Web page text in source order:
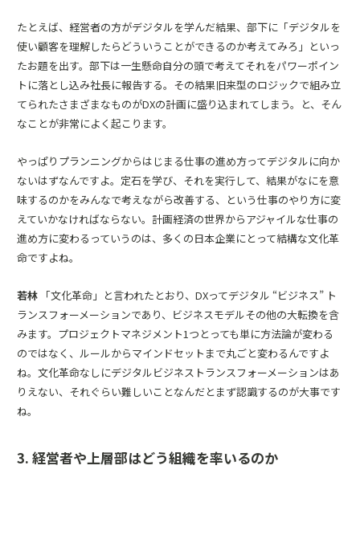
たとえば、経営者の方がデジタルを学んだ結果、部下に「デジタルを
使い顧客を理解したらどういうことができるのか考えてみろ」といっ
たお題を出す。部下は一生懸命自分の頭で考えてそれをパワーポイン
トに落とし込み社長に報告する。その結果旧来型のロジックで組み立
てられたさまざまなものがDXの計画に盛り込まれてしまう。と、そん
なことが非常によく起こります。
やっぱりプランニングからはじまる仕事の進め方ってデジタルに向か
ないはずなんですよ。定石を学び、それを実行して、結果がなにを意
味するのかをみんなで考えながら改善する、という仕事のやり方に変
えていかなければならない。計画経済の世界からアジャイルな仕事の
進め方に変わるっていうのは、多くの日本企業にとって結構な文化革
命ですよね。
若林 「文化革命」と言われたとおり、DXってデジタル “ビジネス” ト
ランスフォーメーションであり、ビジネスモデルその他の大転換を含
みます。プロジェクトマネジメント1つとっても単に方法論が変わる
のではなく、ルールからマインドセットまで丸ごと変わるんですよ
ね。文化革命なしにデジタルビジネストランスフォーメーションはあ
りえない、それぐらい難しいことなんだとまず認識するのが大事です
ね。
3. 経営者や上層部はどう組織を率いるのか